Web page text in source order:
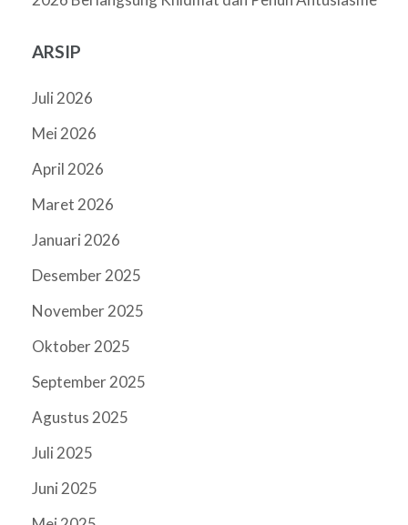
ARSIP
Juli 2026
Mei 2026
April 2026
Maret 2026
Januari 2026
Desember 2025
November 2025
Oktober 2025
September 2025
Agustus 2025
Juli 2025
Juni 2025